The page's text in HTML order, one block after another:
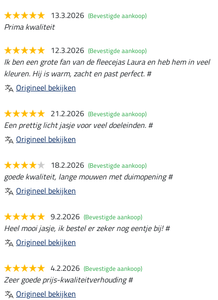
13.3.2026 (Bevestigde aankoop)
Prima kwaliteit
12.3.2026 (Bevestigde aankoop)
Ik ben een grote fan van de fleecejas Laura en heb hem in veel
kleuren. Hij is warm, zacht en past perfect. #
Origineel bekijken
21.2.2026 (Bevestigde aankoop)
Een prettig licht jasje voor veel doeleinden. #
Origineel bekijken
18.2.2026 (Bevestigde aankoop)
goede kwaliteit, lange mouwen met duimopening #
Origineel bekijken
9.2.2026 (Bevestigde aankoop)
Heel mooi jasje, ik bestel er zeker nog eentje bij! #
Origineel bekijken
4.2.2026 (Bevestigde aankoop)
Zeer goede prijs-kwaliteitverhouding #
Origineel bekijken